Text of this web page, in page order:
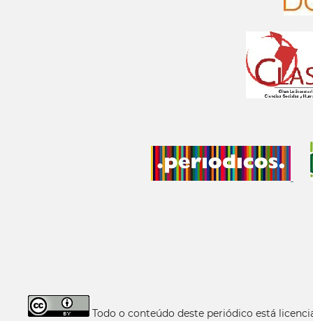
Todo o conteúdo deste periódico está